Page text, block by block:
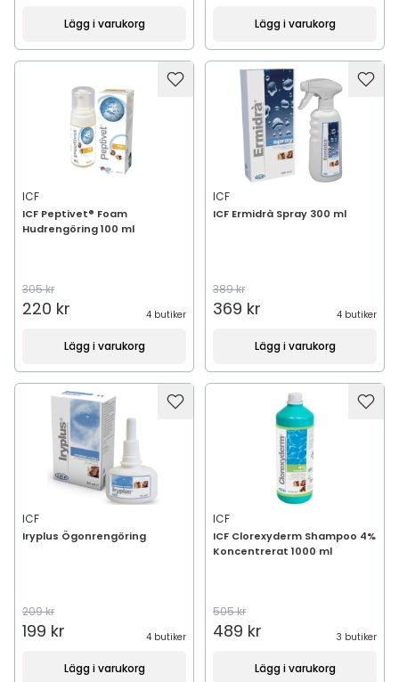
Lägg i varukorg Lägg i varukorg
ICF
ICF Peptivet® Foam
Hudrengöring 100 ml
305 kr
220 kr 4 butiker
Lägg i varukorg
ICF
ICF Ermidrà Spray 300 ml
389 kr
369 kr 4 butiker
Lägg i varukorg
ICF
Iryplus Ögonrengöring
209 kr
199 kr 4 butiker
Lägg i varukorg
ICF
ICF Clorexyderm Shampoo 4%
Koncentrerat 1000 ml
505 kr
489 kr 3 butiker
Lägg i varukorg